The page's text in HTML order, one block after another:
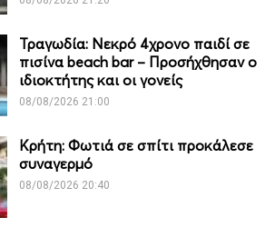
Τραγωδία: Νεκρό 4χρονο παιδί σε
πισίνα beach bar – Προσήχθησαν ο
ιδιοκτήτης και οι γονείς
08/08/2026 21:00
Κρήτη: Φωτιά σε σπίτι προκάλεσε
συναγερμό
08/08/2026 20:40